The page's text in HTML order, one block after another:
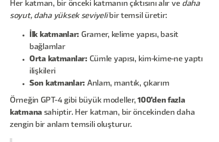
Her katman, bir önceki katmanın çıktısını alır ve daha
soyut, daha yüksek seviyelibir temsil üretir:
İlk katmanlar: Gramer, kelime yapısı, basit
bağlamlar
Orta katmanlar: Cümle yapısı, kim-kime-ne yaptı
ilişkileri
Son katmanlar: Anlam, mantık, çıkarım
Örneğin GPT-4 gibi büyük modeller,100'den fazla
katmana sahiptir. Her katman, bir öncekinden daha
zengin bir anlam temsili oluşturur.